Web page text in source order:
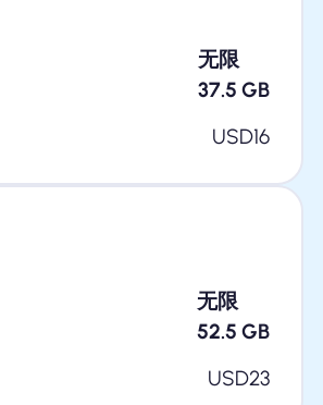
无限
37.5 GB
USD16
无限
52.5 GB
USD23